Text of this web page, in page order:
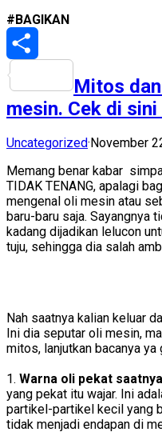
#BAGIKAN
Mitos
mesin. Cek di sini
Uncategorized· November
Memang benar kabar
TIDAK TENANG, apalagi
mengenal oli mesin atau
baru-baru saja. Sayangnya
kadang dijadikan lelucon
tuju, sehingga dia salah
Nah saatnya kalian keluar
Ini dia seputar oli mesin,
mitos, lanjutkan bacanya ya
1. Warna oli pekat
yang pekat itu wajar. Ini
partikel-partikel kecil yang
tidak menjadi endapan di